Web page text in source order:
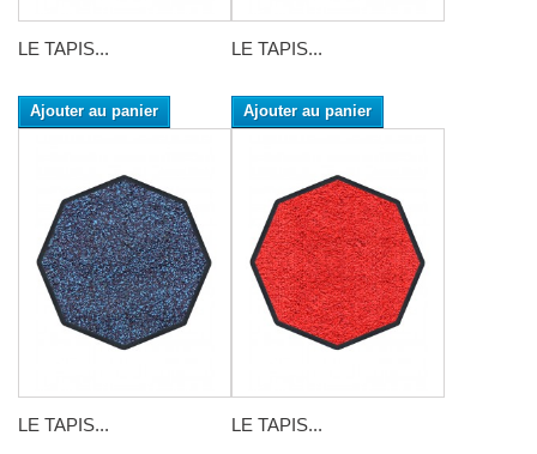
LE TAPIS...
Ajouter au panier
LE TAPIS...
Ajouter au panier
LE TAPIS... LE TAPIS...